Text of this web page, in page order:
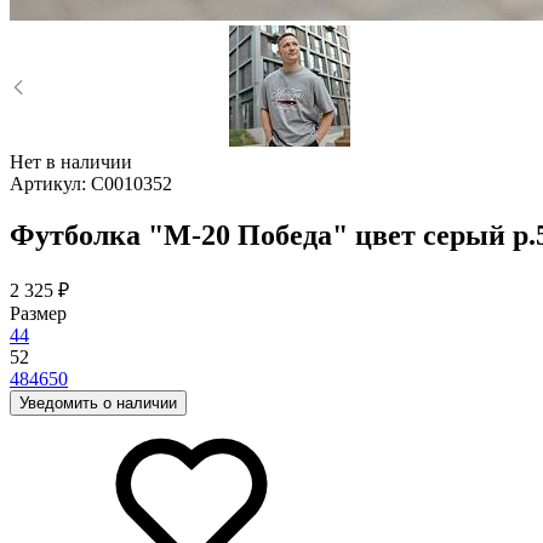
Нет в наличии
Артикул: C0010352
Футболка "М-20 Победа" цвет серый
2 325 ₽
Размер
44
52
484650
Уведомить о наличии